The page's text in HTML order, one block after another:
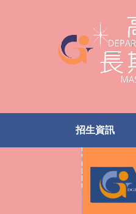
招生資訊